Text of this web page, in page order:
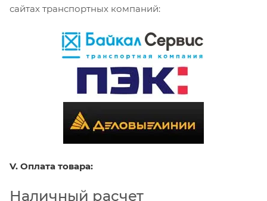
сайтах транспортных компаний:
V. Оплата товара:
Наличный расчет